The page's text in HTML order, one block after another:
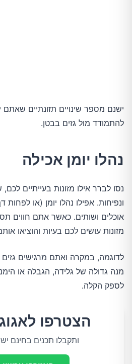
ישנם מספר שינויים תזונתיים שאתם
להתמודד מול גזים בבטן.
נהלו יומן אכילה
נסו לברר אילו מזונות בעייתיים
ונפיחות. אפילו נהלו יומן (או
אוכלים ושותים. כאשר אתם חווים
מזונות עושים לכם בעיות והוציאו
לדוגמה, במקרה ואתם מרגישים גזים
מנה גדולה של גלידה, הגבלה או
לספק הקלה.
הצטרפו
ותקבלו תכנים בחינם